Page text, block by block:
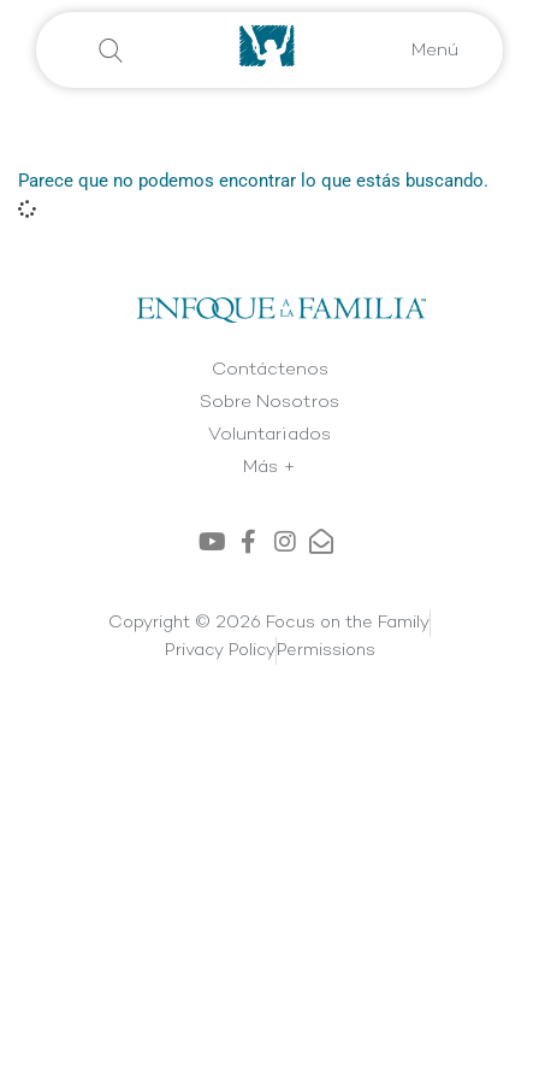
Menú
Parece que no podemos encontrar lo que estás buscando.
Contáctenos
Sobre Nosotros
Voluntariados
Más +
Copyright © 2026 Focus on the Family
Privacy PolicyPermissions